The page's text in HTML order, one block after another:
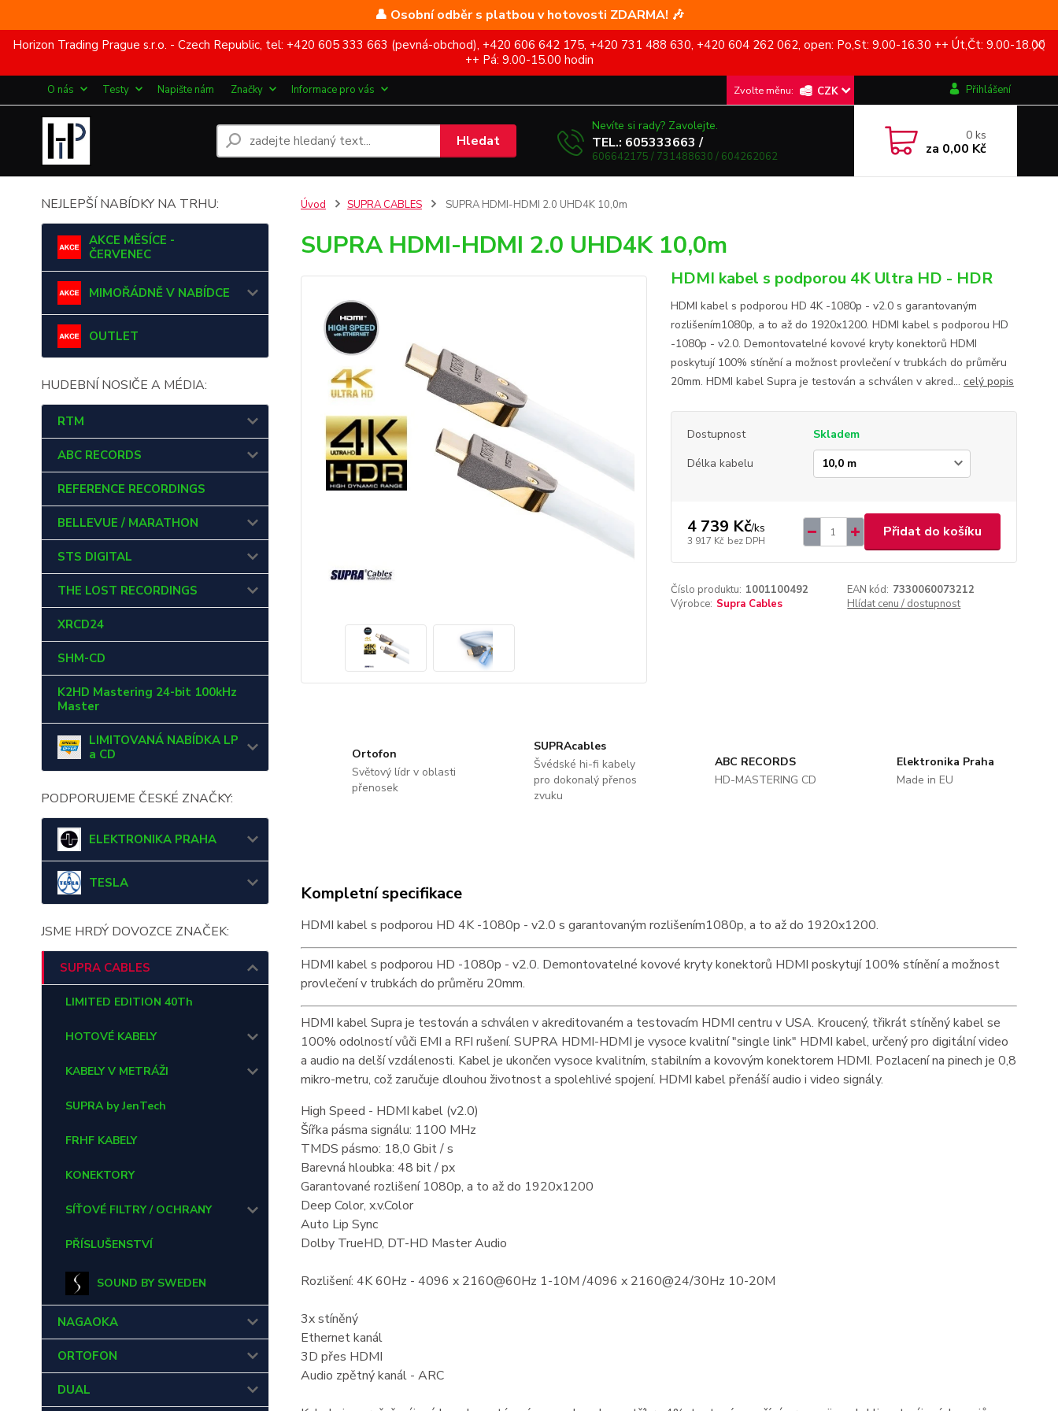
👤 Osobní odběr s platbou v hotovosti ZDARMA! 🎶
Horizon Trading Prague s.r.o. - Czech Republic, tel: +420 605 333 663 (pevná-obchod), +420 606 642 175, +420 731 488 630, +420 604 262 062, open: Po,St: 9.00-16.30 ++ Út,Čt: 9.00-18.00
++ Pá: 9.00-15.00 hodin
O nás Testy Napište nám Značky Informace pro vás CZK Přihlášení
Hledat
Nevíte si rady? Zavolejte.
TEL.: 605333663 /
606642175 / 731488630 / 604262062
0ks
za 0,00 Kč
NEJLEPŠÍ NABÍDKY NA TRHU:
AKCE MĚSÍCE -
ČERVENEC
MIMOŘÁDNĚ V NABÍDCE
OUTLET
HUDEBNÍ NOSIČE A MÉDIA:
RTM
ABC RECORDS
REFERENCE RECORDINGS
BELLEVUE / MARATHON
STS DIGITAL
THE LOST RECORDINGS
XRCD24
SHM-CD
K2HD Mastering 24-bit 100kHz
Master
LIMITOVANÁ NABÍDKA LP
a CD
PODPORUJEME ČESKÉ ZNAČKY:
ELEKTRONIKA PRAHA
TESLA
JSME HRDÝ DOVOZCE ZNAČEK:
SUPRA CABLES
LIMITED EDITION 40Th
HOTOVÉ KABELY
KABELY V METRÁŽI
SUPRA by JenTech
FRHF KABELY
KONEKTORY
SÍŤOVÉ FILTRY / OCHRANY
PŘÍSLUŠENSTVÍ
SOUND BY SWEDEN
NAGAOKA
ORTOFON
DUAL
Úvod SUPRA CABLES SUPRA HDMI-HDMI 2.0 UHD4K 10,0m
SUPRA HDMI-HDMI 2.0 UHD4K 10,0m
HDMI kabel s podporou 4K Ultra HD - HDR
HDMI kabel s podporou HD 4K -1080p - v2.0 s garantovaným
rozlišením1080p, a to až do 1920x1200. HDMI kabel s podporou HD
-1080p - v2.0. Demontovatelné kovové kryty konektorů HDMI
poskytují 100% stínění a možnost provlečení v trubkách do průměru
20mm. HDMI kabel Supra je testován a schválen v akred... celý popis
Dostupnost
Skladem
Délka kabelu
4 739 Kč/ks
3 917 Kč bez DPH
Přidat do košíku
Číslo produktu: 1001100492 EAN kód: 7330060073212
Výrobce: Supra Cables Hlídat cenu / dostupnost
Ortofon
Světový lídr v oblasti
přenosek
SUPRAcables
Švédské hi-fi kabely
pro dokonalý přenos
zvuku
ABC RECORDS
HD-MASTERING CD
Elektronika Praha
Made in EU
Kompletní specifikace
HDMI kabel s podporou HD 4K -1080p - v2.0 s garantovaným rozlišením1080p, a to až do 1920x1200.
HDMI kabel s podporou HD -1080p - v2.0. Demontovatelné kovové kryty konektorů HDMI poskytují 100% stínění a možnost
provlečení v trubkách do průměru 20mm.
HDMI kabel Supra je testován a schválen v akreditovaném a testovacím HDMI centru v USA. Kroucený, třikrát stíněný kabel se
100% odolností vůči EMI a RFI rušení. SUPRA HDMI-HDMI je vysoce kvalitní "single link" HDMI kabel, určený pro digitální video
a audio na delší vzdálenosti. Kabel je ukončen vysoce kvalitním, stabilním a kovovým konektorem HDMI. Pozlacení na pinech je 0,8
mikro-metru, což zaručuje dlouhou životnost a spolehlivé spojení. HDMI kabel přenáší audio i video signály.
High Speed - HDMI kabel (v2.0)
Šířka pásma signálu: 1100 MHz
TMDS pásmo: 18,0 Gbit / s
Barevná hloubka: 48 bit / px
Garantované rozlišení 1080p, a to až do 1920x1200
Deep Color, x.v.Color
Auto Lip Sync
Dolby TrueHD, DT-HD Master Audio
Rozlišení: 4K 60Hz - 4096 x 2160@60Hz 1-10M /4096 x 2160@24/30Hz 10-20M
3x stíněný
Ethernet kanál
3D přes HDMI
Audio zpětný kanál - ARC